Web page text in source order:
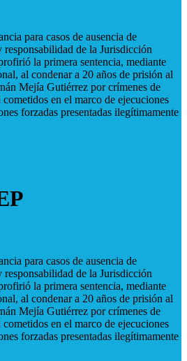
para casos de ausencia de
de la Jurisdicción
la primera sentencia, mediante
al condenar a 20 años de prisión al
Mejía Gutiérrez por crímenes de
en el marco de ejecuciones
forzadas presentadas ilegítimamente
para casos de ausencia de
de la Jurisdicción
la primera sentencia, mediante
al condenar a 20 años de prisión al
Mejía Gutiérrez por crímenes de
en el marco de ejecuciones
forzadas presentadas ilegítimamente